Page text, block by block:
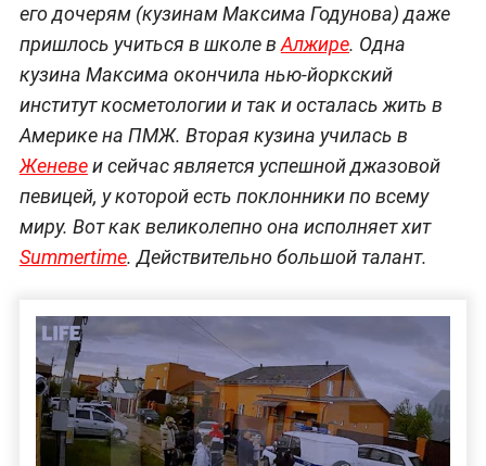
его дочерям (кузинам Максима Годунова) даже
пришлось учиться в школе в Алжире. Одна
кузина Максима окончила нью-йоркский
институт косметологии и так и осталась жить в
Америке на ПМЖ. Вторая кузина училась в
Женевеи сейчас является успешной джазовой
певицей, у которой есть поклонники по всему
миру. Вот как великолепно она исполняет хит
Summertime. Действительно большой талант.